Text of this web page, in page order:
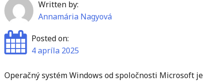
Written by:
Annamária Nagyová
Posted on:
4 apríla 2025
Operačný systém Windows od spoločnosti Microsoft je